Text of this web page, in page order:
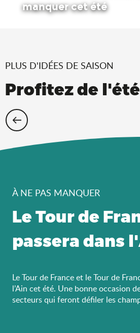
manquer cet été
PLUS D'IDÉES DE SAISON
Profitez de l'été
Cet été, échappez-vous
À NE PAS MANQUER
Le Tour de
passera dans
Le Tour de France et le Tour de
l’Ain cet été. Une bonne occasion
secteurs qui feront défiler les